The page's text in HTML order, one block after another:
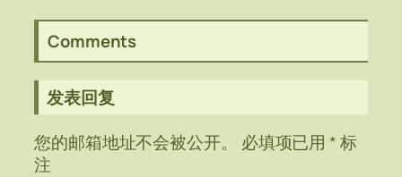
Comments
发表回复
您的邮箱地址不会被公开。
必填项已用*标
注